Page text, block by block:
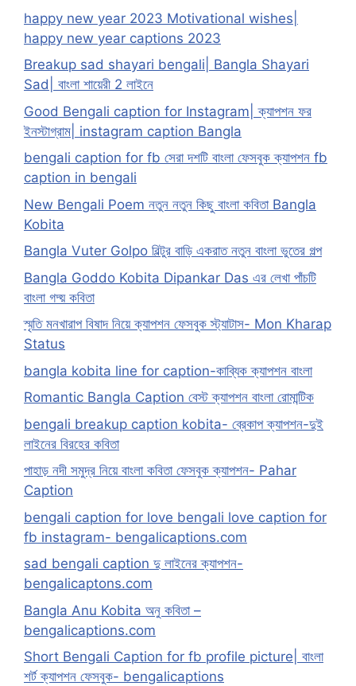
happy new year 2023 Motivational wishes|
happy new year captions 2023
Breakup sad shayari bengali| Bangla Shayari
Sad| বাংলা শায়েরী 2 লাইনে
Good Bengali caption for Instagram| ক্যাপশন ফর
ইনস্টাগ্রাম| instagram caption Bangla
bengali caption for fb সেরা দশটি বাংলা ফেসবুক ক্যাপশন fb
caption in bengali
New Bengali Poem নতুন নতুন কিছু বাংলা কবিতা Bangla
Kobita
Bangla Vuter Golpo বিল্টুর বাড়ি একরাত নতুন বাংলা ভুতের গল্প
Bangla Goddo Kobita Dipankar Das এর লেখা পাঁচটি
বাংলা গদ্য় কবিতা
স্মৃতি মনখারাপ বিষাদ নিয়ে ক্যাপশন ফেসবুক স্ট্যাটাস- Mon Kharap
Status
bangla kobita line for caption-কাব্যিক ক্যাপশন বাংলা
Romantic Bangla Caption বেস্ট ক্যাপশন বাংলা রোমান্টিক
bengali breakup caption kobita- ব্রেকাপ ক্যাপশন-দুই
লাইনের বিরহের কবিতা
পাহাড় নদী সমুদ্র নিয়ে বাংলা কবিতা ফেসবুক ক্যাপশন- Pahar
Caption
bengali caption for love bengali love caption for
fb instagram- bengalicaptions.com
sad bengali caption দু লাইনের ক্যাপশন-
bengalicaptons.com
Bangla Anu Kobita অনু কবিতা –
bengalicaptions.com
Short Bengali Caption for fb profile picture| বাংলা
শর্ট ক্যাপশন ফেসবুক- bengalicaptions